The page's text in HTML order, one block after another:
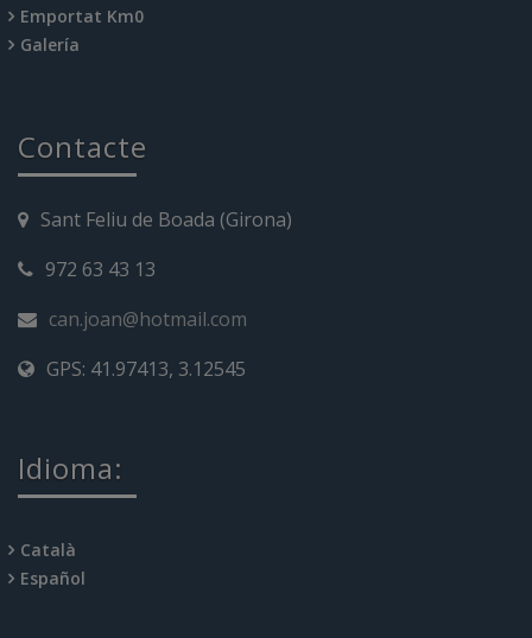
Emportat Km0
Galería
Contacte
Sant Feliu de Boada (Girona)
972 63 43 13
can.joan@hotmail.com
GPS: 41.97413, 3.12545
Idioma:
Català
Español